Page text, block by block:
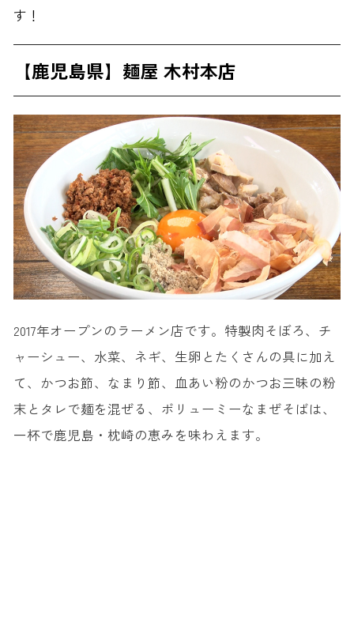
す！
【鹿児島県】麺屋 木村本店
2017年オープンのラーメン店です。特製肉そぼろ、チ
ャーシュー、水菜、ネギ、生卵とたくさんの具に加え
て、かつお節、なまり節、血あい粉のかつお三昧の粉
末とタレで麺を混ぜる、ボリューミーなまぜそばは、
一杯で鹿児島・枕崎の恵みを味わえます。